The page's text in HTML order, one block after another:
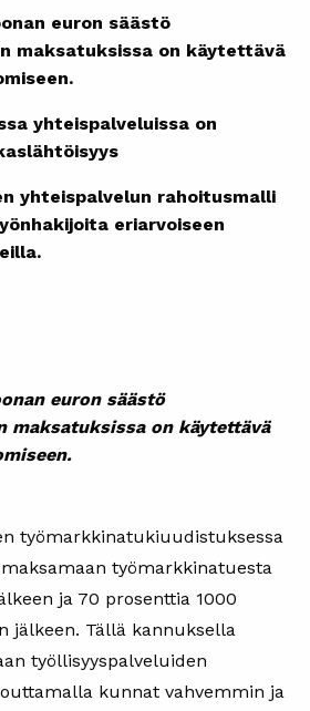
euron säästö
maksatuksissa on käytettävä
yhteispalveluissa on
yhteispalvelun rahoitusmalli
eriarvoiseen
euron säästö
maksatuksissa on käytettävä
työmarkkinatukiuudistuksessa
työmarkkinatuesta
ja 70 prosenttia 1000
jälkeen. Tällä kannuksella
työllisyyspalveluiden
kunnat vahvemmin ja